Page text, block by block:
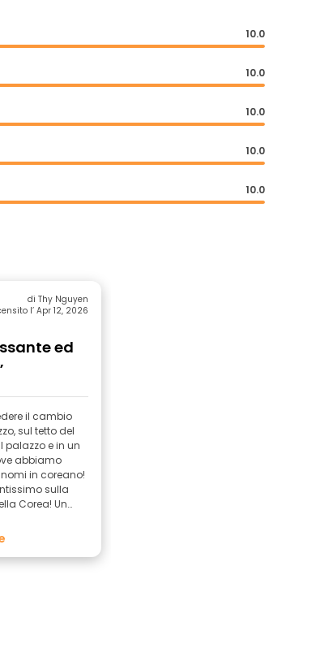
10.0
10.0
10.0
10.0
10.0
di Thy Nguyen
l’ Apr 12, 2026
ed
il cambio
sul tetto del
palazzo e in un
abbiamo
in coreano!
sulla
Corea! Un